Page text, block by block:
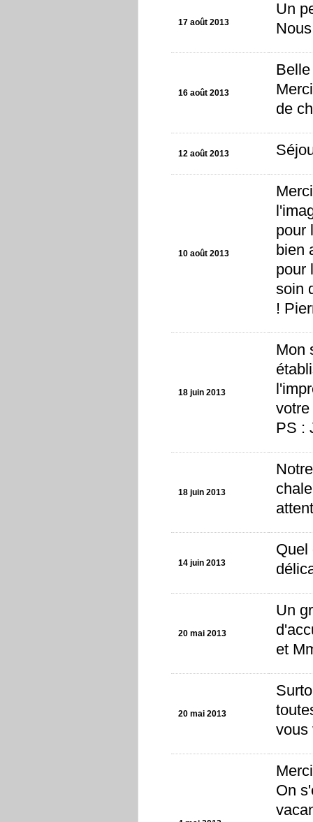
17 août 2013
Un
16 août 2013
de
12 août 2013
10 août 2013
pour
bien
pour
soin
!
18 juin 2013
Mon
PS :
18 juin 2013
14 juin 2013
Quel
20 mai 2013
Un
et
20 mai 2013
vous
On